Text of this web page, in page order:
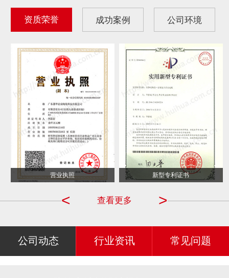
资质荣誉 成功案例 公司环境
营业执照 新型专利证书
>
查看更多
<
IDC计算机通信机房...
公司动态 行业资讯 常见问题